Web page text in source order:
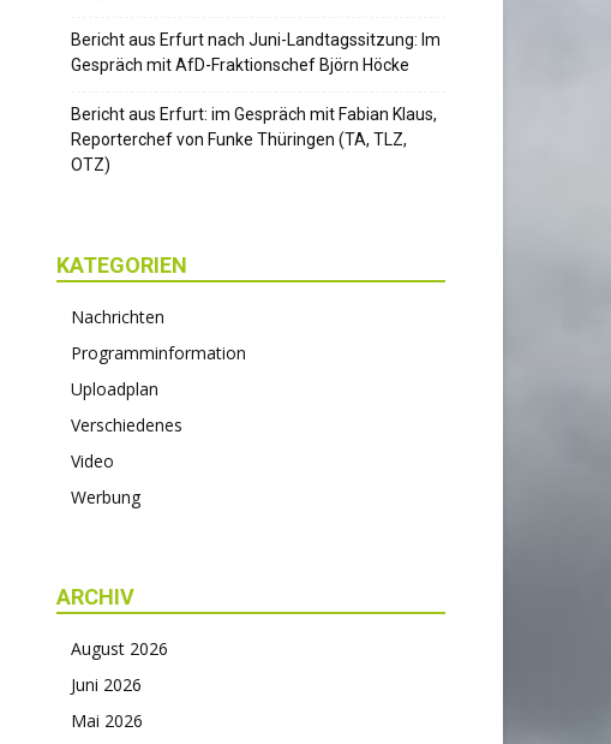
Bericht aus Erfurt nach Juni-Landtagssitzung: Im
Gespräch mit AfD-Fraktionschef Björn Höcke
Bericht aus Erfurt: im Gespräch mit Fabian Klaus,
Reporterchef von Funke Thüringen (TA, TLZ,
OTZ)
KATEGORIEN
Nachrichten
Programminformation
Uploadplan
Verschiedenes
Video
Werbung
ARCHIV
August 2026
Juni 2026
Mai 2026